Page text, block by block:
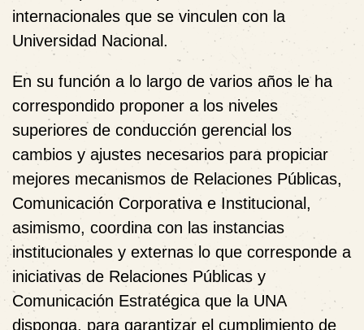
internacionales que se vinculen con la
Universidad Nacional.
En su función a lo largo de varios años le ha
correspondido proponer a los niveles
superiores de conducción gerencial los
cambios y ajustes necesarios para propiciar
mejores mecanismos de Relaciones Públicas,
Comunicación Corporativa e Institucional,
asimismo, coordina con las instancias
institucionales y externas lo que corresponde a
iniciativas de Relaciones Públicas y
Comunicación Estratégica que la UNA
disponga, para garantizar el cumplimiento de